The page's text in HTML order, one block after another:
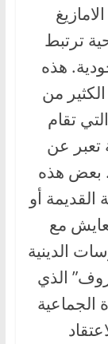
ترتبط
هذه
من
تقام
تعبر عن
بعض هذه
أو
مع
الدينية
الذي
الجماعية